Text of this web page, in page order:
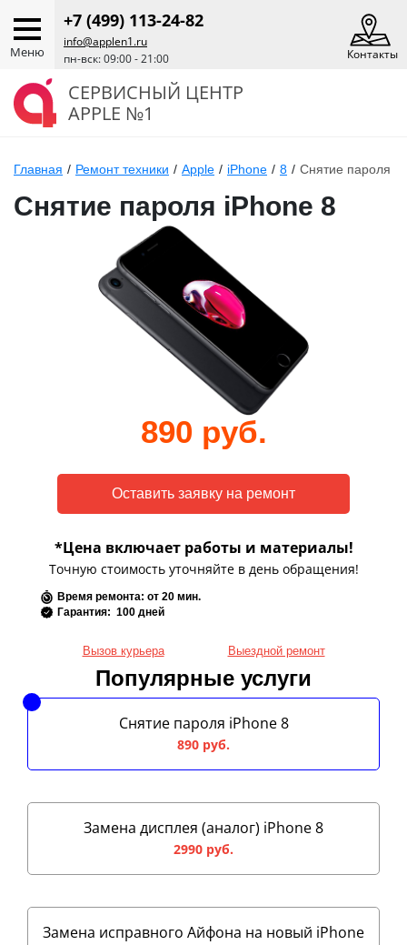
Меню
+7 (499) 113-24-82
info@applen1.ru
пн-вск: 09:00 - 21:00
Контакты
СЕРВИСНЫЙ ЦЕНТР
APPLE №1
Главная / Ремонт техники / Apple / iPhone / 8 / Снятие пароля
Снятие пароля iPhone 8
890 руб.
*Цена включает работы и материалы!
Точную стоимость уточняйте в день обращения!
Время ремонта: от 20 мин.
Гарантия: 100 дней
Вызов курьера Выездной ремонт
Популярные услуги
Снятие пароля iPhone 8
890 руб.
Замена дисплея (аналог) iPhone 8
2990 руб.
Замена исправного Айфона на новый iPhone